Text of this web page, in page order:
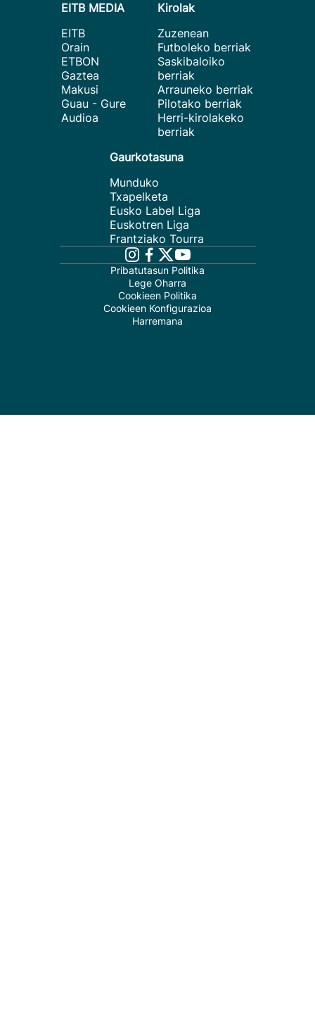
EITB MEDIA
EITB
Orain
ETBON
Gaztea
Makusi
Guau - Gure
Audioa
Kirolak
Zuzenean
Futboleko berriak
Saskibaloiko
berriak
Arrauneko berriak
Pilotako berriak
Herri-kirolakeko
berriak
Gaurkotasuna
Munduko
Txapelketa
Eusko Label Liga
Euskotren Liga
Frantziako Tourra
Pribatutasun Politika
Lege Oharra
Cookieen Politika
Cookieen Konfigurazioa
Harremana